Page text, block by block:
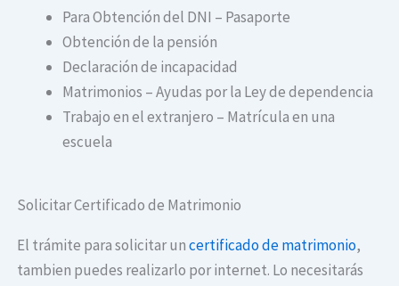
Para Obtención del DNI – Pasaporte
Obtención de la pensión
Declaración de incapacidad
Matrimonios – Ayudas por la Ley de dependencia
Trabajo en el extranjero – Matrícula en una
escuela
Solicitar Certificado de Matrimonio
El trámite para solicitar uncertificado de matrimonio,
tambien puedes realizarlo por internet. Lo necesitarás